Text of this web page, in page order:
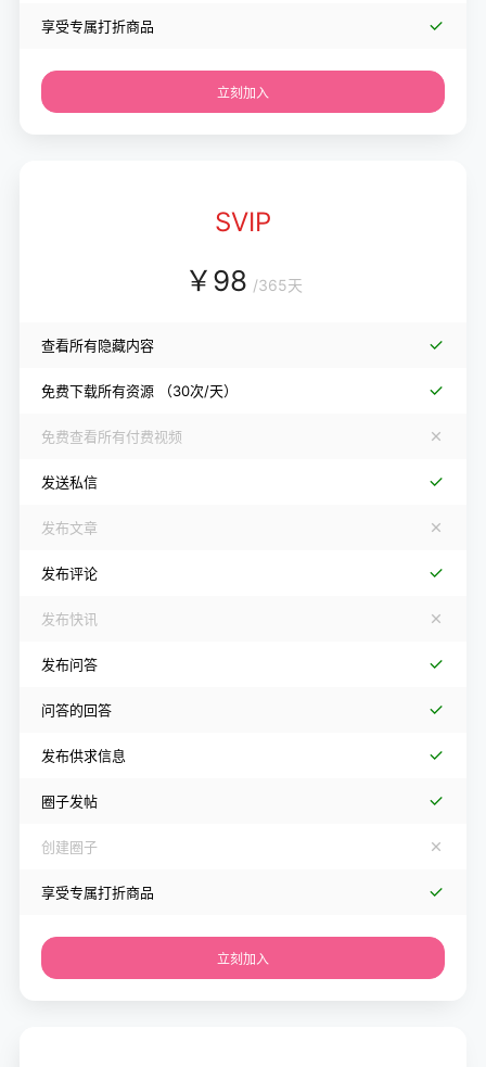
享受专属打折商品
立刻加入
SVIP
￥98 /365天
查看所有隐藏内容
免费下载所有资源 （30次/天）
免费查看所有付费视频
发送私信
发布文章
发布评论
发布快讯
发布问答
问答的回答
发布供求信息
圈子发帖
创建圈子
享受专属打折商品
立刻加入